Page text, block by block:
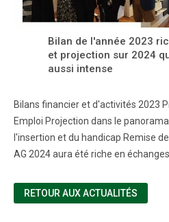
Bilan de l'année 2023
et projection sur 2024
aussi intense
Bilans financier et d'activités 2023
Emploi Projection dans le
l'insertion et du handicap Remise
AG 2024 aura été riche en
RETOUR AUX ACTUALITÉS